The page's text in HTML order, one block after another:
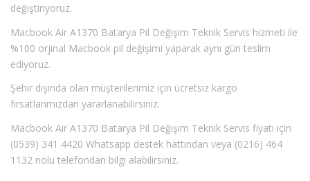
değiştiriyoruz.
Macbook Air A1370 Batarya Pil Değişim Teknik Servis hizmeti ile
%100 orjinal Macbook pil değişimi yaparak aynı gün teslim
ediyoruz.
Şehir dışında olan müşterilerimiz için ücretsiz kargo
fırsatlarımızdan yararlanabilirsiniz.
Macbook Air A1370 Batarya Pil Değişim Teknik Servis fiyatı için
(0539) 341 4420 Whatsapp destek hattından veya (0216) 464
1132 nolu telefondan bilgi alabilirsiniz.